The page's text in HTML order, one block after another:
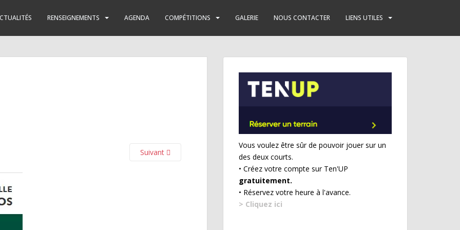
RENSEIGNEMENTS AGENDA COMPÉTITIONS GALERIE NOUS CONTACTER LIENS UTILES
Suivant
Vous voulez être sûr de pouvoir jouer sur un
des deux courts.
• Créez votre compte sur Ten'UP
gratuitement.
• Réservez votre heure à l'avance.
> Cliquez ici